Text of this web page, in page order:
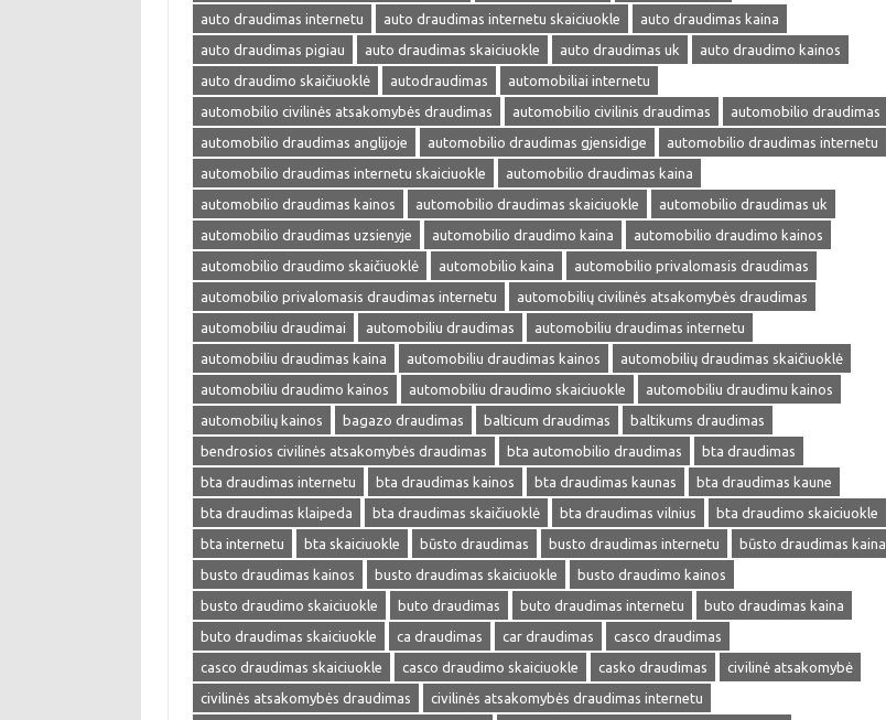
auto draudimas internetu
auto draudimas internetu skaiciuokle
auto draudimas kaina
auto draudimas pigiau
auto draudimas skaiciuokle auto draudimas uk
auto draudimo kainos
auto draudimo skaičiuoklė
autodraudimas
automobiliai internetu
automobilio civilinės atsakomybės draudimas
automobilio civilinis draudimas
automobilio draudimas
automobilio draudimas anglijoje
automobilio draudimas gjensidige
automobilio draudimas internetu
automobilio draudimas internetu skaiciuokle
automobilio draudimas kaina
automobilio draudimas kainos
automobilio draudimas skaiciuokle
automobilio draudimas uk
automobilio draudimas uzsienyje
automobilio draudimo kaina
automobilio draudimo kainos
automobilio draudimo skaičiuoklė
automobilio kaina
automobilio privalomasis draudimas
automobilio privalomasis draudimas internetu
automobilių civilinės atsakomybės draudimas
automobiliu draudimai
automobiliu draudimas
automobiliu draudimas internetu
automobiliu draudimas kaina
automobiliu draudimas kainos
automobilių draudimas skaičiuoklė
automobiliu draudimo kainos
automobiliu draudimo skaiciuokle
automobiliu draudimu kainos
automobilių kainos
bagazo draudimas balticum draudimas
baltikums draudimas
bendrosios civilinės atsakomybės draudimas
bta automobilio draudimas
bta draudimas
bta draudimas internetu
bta draudimas kainos bta draudimas kaunas
bta draudimas kaune
bta draudimas klaipeda
bta draudimas skaičiuoklė bta draudimas vilnius
bta draudimo skaiciuokle
bta internetu
bta skaiciuokle būsto draudimas busto draudimas internetu
būsto draudimas kaina
busto draudimas kainos
busto draudimas skaiciuokle
busto draudimo kainos
busto draudimo skaiciuokle
buto draudimas buto draudimas internetu
buto draudimas kaina
buto draudimas skaiciuokle
ca draudimas car draudimas
casco draudimas
casco draudimas skaiciuokle
casco draudimo skaiciuokle casko draudimas
civilinė atsakomybė
civilinės atsakomybės draudimas
civilinės atsakomybės draudimas internetu